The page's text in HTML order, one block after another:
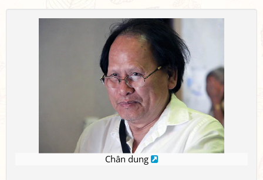
Chân dung